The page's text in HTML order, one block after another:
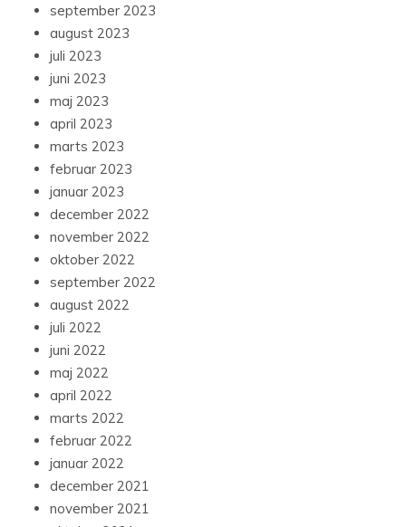
september 2023
august 2023
juli 2023
juni 2023
maj 2023
april 2023
marts 2023
februar 2023
januar 2023
december 2022
november 2022
oktober 2022
september 2022
august 2022
juli 2022
juni 2022
maj 2022
april 2022
marts 2022
februar 2022
januar 2022
december 2021
november 2021